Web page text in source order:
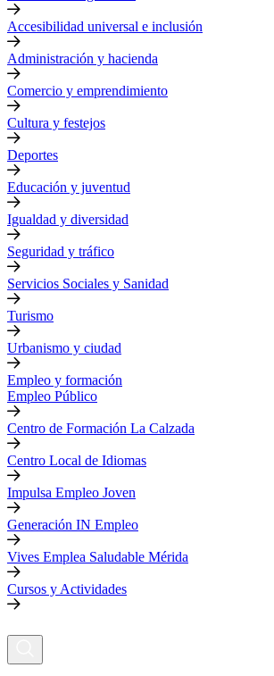
Accesibilidad universal e inclusión
Administración y hacienda
Comercio y emprendimiento
Cultura y festejos
Deportes
Educación y juventud
Igualdad y diversidad
Seguridad y tráfico
Servicios Sociales y Sanidad
Turismo
Urbanismo y ciudad
Empleo y formación
Empleo Público
Centro de Formación La Calzada
Centro Local de Idiomas
Impulsa Empleo Joven
Generación IN Empleo
Vives Emplea Saludable Mérida
Cursos y Actividades